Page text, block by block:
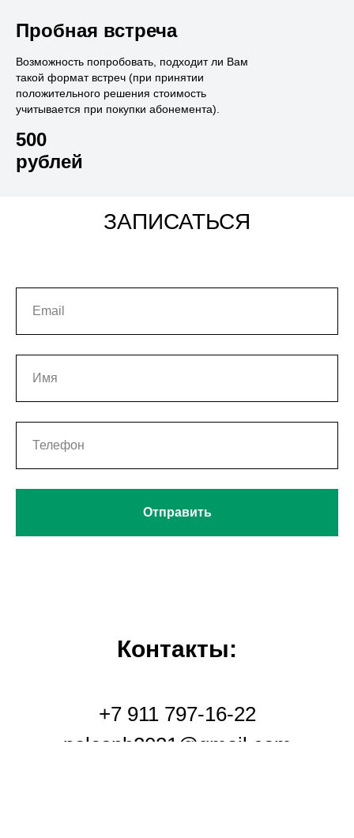
Пробная встреча
Возможность попробовать, подходит ли Вам
такой формат встреч (при принятии
положительного решения стоимость
учитывается при покупки абонемента).
500
рублей
ЗАПИСАТЬСЯ
Отправить
Контакты:
+7 911 797-16-22
polespb2021@gmail.com